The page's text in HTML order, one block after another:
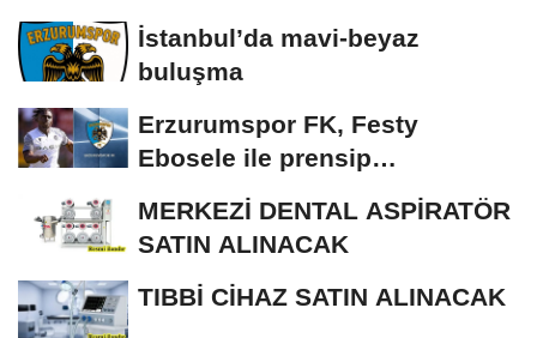
İstanbul’da mavi-beyaz
buluşma
Erzurumspor FK, Festy
Ebosele ile prensip
anlaşmasına vardı
MERKEZİ DENTAL ASPİRATÖR
SATIN ALINACAK
TIBBİ CİHAZ SATIN ALINACAK